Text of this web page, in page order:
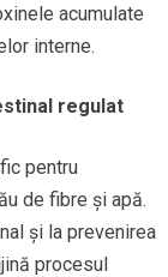
acumulate
interne.
regulat
pentru
de fibre și apă.
și la prevenirea
procesul